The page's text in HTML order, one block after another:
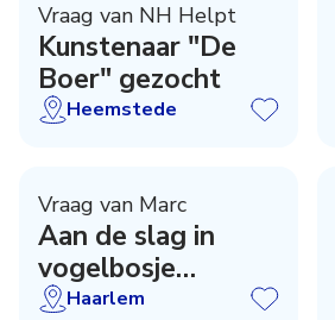
Vraag van NH Helpt
Kunstenaar "De
Boer" gezocht
Heemstede
Vraag van Marc
Aan de slag in
vogelbosje
Eindenhout!
Haarlem